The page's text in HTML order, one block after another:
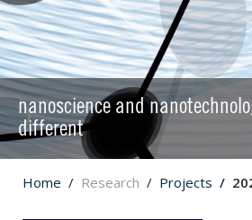
nanoscience and
different
Home Research Projects